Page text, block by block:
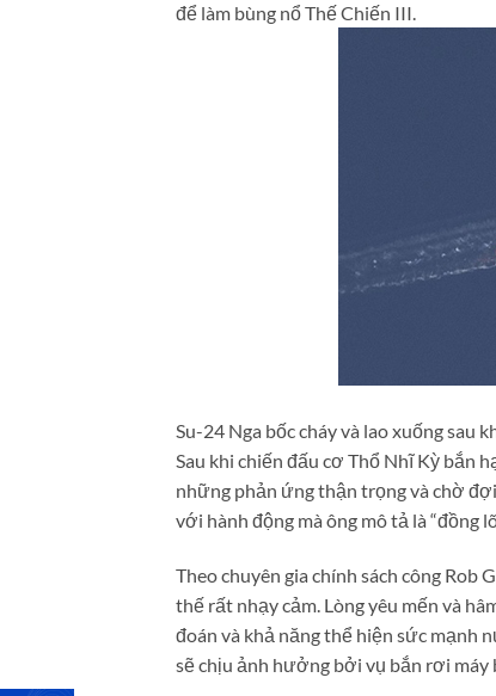
để làm bùng nổ Thế Chiến III.
Su-24 Nga bốc cháy và lao xuống sau
Sau khi chiến đấu cơ Thổ Nhĩ Kỳ bắn
những phản ứng thận trọng và chờ
với hành động mà ông mô tả là “đồng
Theo chuyên gia chính sách công
thế rất nhạy cảm. Lòng yêu mến và
đoán và khả năng thể hiện sức mạnh
sẽ chịu ảnh hưởng bởi vụ bắn rơi máy